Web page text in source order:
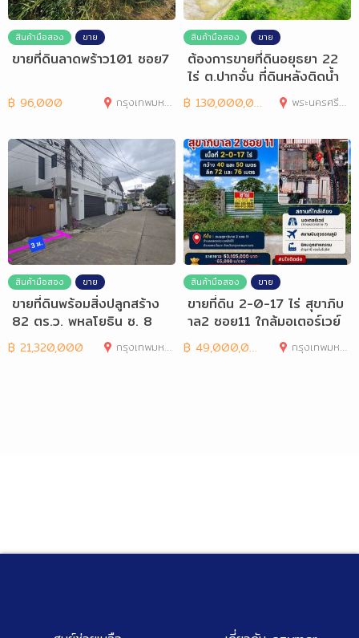
สินค้ามือสอง ขาย
ขายที่ดินลาดพร้าว101 ซอย7
฿ 96,000 กรุงเทพมหานคร
สินค้ามือสอง ขาย
ต้องการขายที่ดินอยุธยา 22
ไร่ ต.ปากจั่น ที่ดินหลังติดน้ำ
฿ 130,000,000 พระนครศรีอยุธยา
สินค้ามือสอง ขาย
ขายที่ดินพร้อมสิ่งปลูกสร้าง
82 ตร.ว. พหลโยธิน ซ. 8
฿ 21,320,000 กรุงเทพมหานคร
สินค้ามือสอง ขาย
ขายที่ดิน 2-0-17 ไร่ สุขาภิบ
าล2 ซอย11 ใกล้มอเตอร์เวย์
สาย7
฿ 49,000,000 กรุงเทพมหานคร